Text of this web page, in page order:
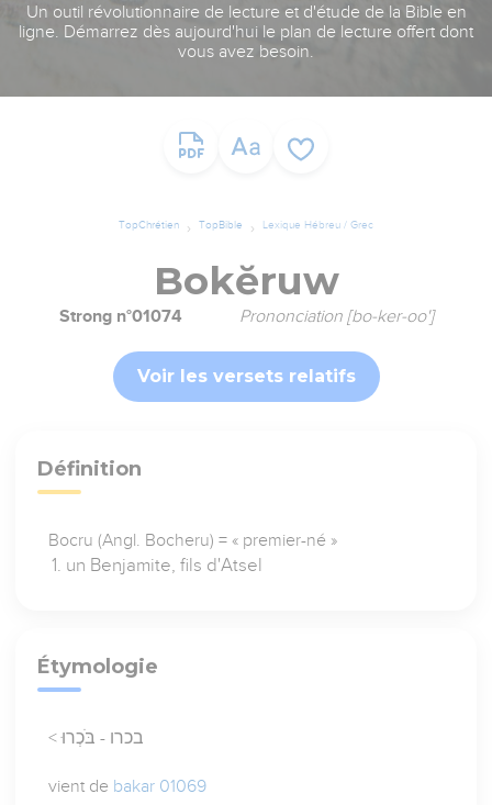
Un outil révolutionnaire de lecture et d'étude de la Bible en
ligne. Démarrez dès aujourd'hui le plan de lecture offert dont
vous avez besoin.
TopChrétien TopBible Lexique Hébreu / Grec
Bokĕruw
Strong n°01074 Prononciation [bo-ker-oo']
Voir les versets relatifs
Définition
Bocru (Angl. Bocheru) = « premier-né »
un Benjamite, fils d'Atsel
Étymologie
< בכרו - בֹּכְרוּ
vient de bakar 01069